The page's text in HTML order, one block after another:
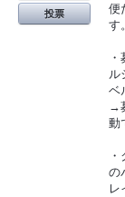
便
す。
ル
ベ
→
動
の
レ
投票